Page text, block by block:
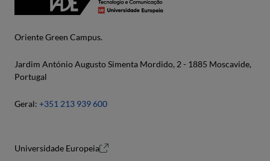
Oriente Green Campus.
Jardim António Augusto Simenta Mordido, 2 - 1885 Moscavide,
Portugal
Geral: +351 213 939 600
Universidade Europeia